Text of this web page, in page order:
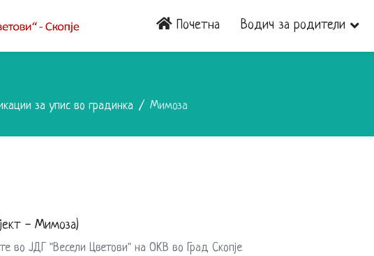
Почетна Водич за родители
за упис во градинка Мимоза
- Мимоза)
во ЈДГ "Весели Цветови" на ОКВ во Град Скопје